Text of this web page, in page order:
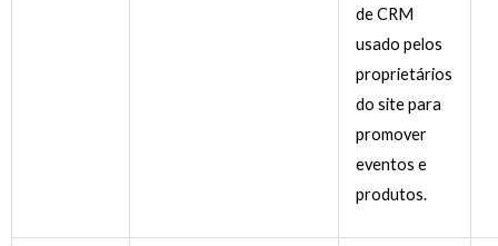
de CRM
usado pelos
proprietários
do site para
promover
eventos e
produtos.